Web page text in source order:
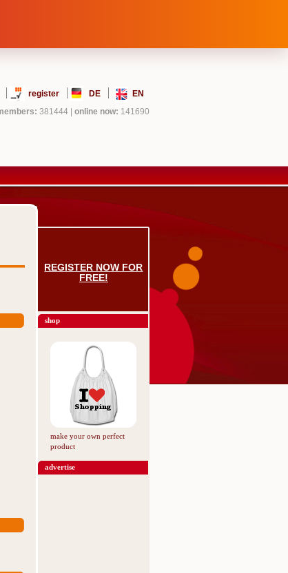
register DE
EN
381444 online now: 141690
REGISTER NOW FOR
FREE!
shop
make your own perfect
product
advertise